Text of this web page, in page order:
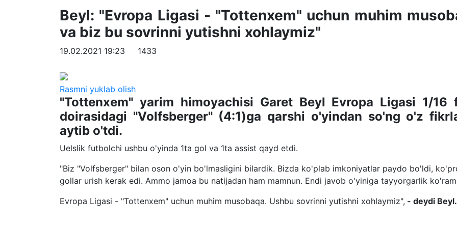
Beyl: "Evropa Ligasi - "Tottenxem" uchun muhim
va biz bu sovrinni yutishni xohlaymiz"
19.02.2021 19:23 1433
Rasmni yuklab olish
"Tottenxem" yarim himoyachisi Garet Beyl Evropa Ligasi 1/16
doirasidagi "Volfsberger" (4:1)ga qarshi o'yindan so'ng o'z
aytib o'tdi.
Uelslik futbolchi ushbu o'yinda 1ta gol va 1ta assist qayd etdi.
"Biz "Volfsberger" bilan oson o'yin bo'lmasligini bilardik. Bizda ko'plab imkoniyatlar paydo bo'ldi,
gollar urish kerak edi. Ammo jamoa bu natijadan ham mamnun. Endi javob o'yiniga tayyorgarlik
Evropa Ligasi - "Tottenxem" uchun muhim musobaqa. Ushbu sovrinni yutishni xohlaymiz", - deydi Beyl.